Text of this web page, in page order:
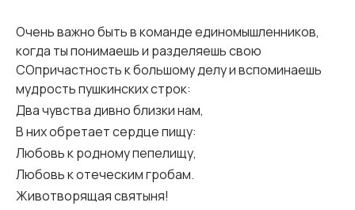
Очень важно быть в команде единомышленников,
когда ты понимаешь и разделяешь свою
СОпричастность к большому делу и вспоминаешь
мудрость пушкинских строк:
Два чувства дивно близки нам,
В них обретает сердце пищу:
Любовь к родному пепелищу,
Любовь к отеческим гробам.
Животворящая святыня!